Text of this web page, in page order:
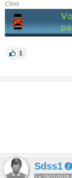
Chris
1
Sdss1
Le 19/11/2019